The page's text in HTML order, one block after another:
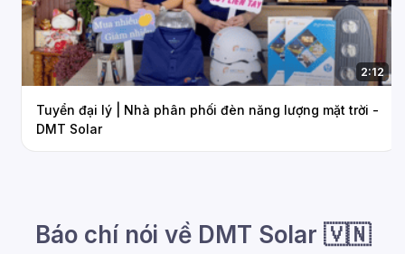
2:12
Tuyển đại lý | Nhà phân phối đèn năng lượng mặt trời -
DMT Solar
Báo chí nói về DMT Solar 🇻🇳